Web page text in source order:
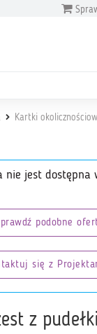
Kartki
nie jest dostępna
podobne
się z
z